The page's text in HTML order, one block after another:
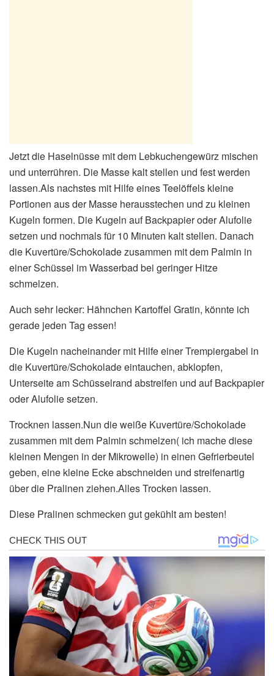
Jetzt die Haselnüsse mit dem Lebkuchengewürz mischen
und unterrühren. Die Masse kalt stellen und fest werden
lassen.Als nachstes mit Hilfe eines Teelöffels kleine
Portionen aus der Masse herausstechen und zu kleinen
Kugeln formen. Die Kugeln auf Backpapier oder Alufolie
setzen und nochmals für 10 Minuten kalt stellen. Danach
die Kuvertüre/Schokolade zusammen mit dem Palmin in
einer Schüssel im Wasserbad bei geringer Hitze
schmelzen.
Auch sehr lecker: Hähnchen Kartoffel Gratin, könnte ich
gerade jeden Tag essen!
Die Kugeln nacheinander mit Hilfe einer Trempiergabel in
die Kuvertüre/Schokolade eintauchen, abklopfen,
Unterseite am Schüsselrand abstreifen und auf Backpapier
oder Alufolie setzen.
Trocknen lassen.Nun die weiße Kuvertüre/Schokolade
zusammen mit dem Palmin schmelzen( ich mache diese
kleinen Mengen in der Mikrowelle) in einen Gefrierbeutel
geben, eine kleine Ecke abschneiden und streifenartig
über die Pralinen ziehen.Alles Trocken lassen.
Diese Pralinen schmecken gut gekühlt am besten!